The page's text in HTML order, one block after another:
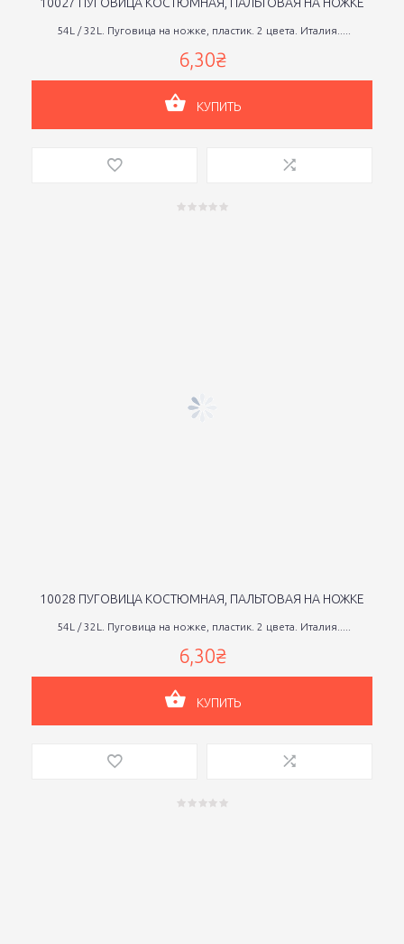
54L / 32L. Пуговица на ножке, пластик. 2 цвета. Италия.....
6,30₴
КУПИТЬ
10028 ПУГОВИЦА КОСТЮМНАЯ, ПАЛЬТОВАЯ НА НОЖКЕ
54L / 32L. Пуговица на ножке, пластик. 2 цвета. Италия.....
6,30₴
КУПИТЬ